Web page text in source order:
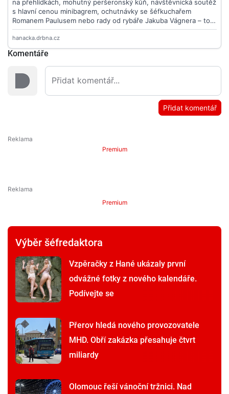
Komentáře
Přidat komentář
Premium
Premium
Výběr šéfredaktora
Vzpěračky z Hané ukázaly první
odvážné fotky z nového kalendáře.
Podívejte se
Přerov hledá nového provozovatele
MHD. Obří zakázka přesahuje čtvrt
miliardy
Olomouc řeší vánoční tržnici. Nad